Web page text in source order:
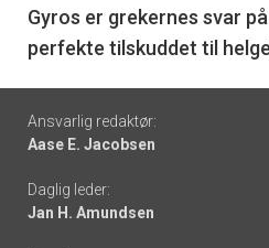
6
Gyros er grekernes svar
perfekte tilskuddet til
Footer
-
links
Ansvarlig redaktør:
Aase E. Jacobsen
Daglig leder:
Jan H. Amundsen